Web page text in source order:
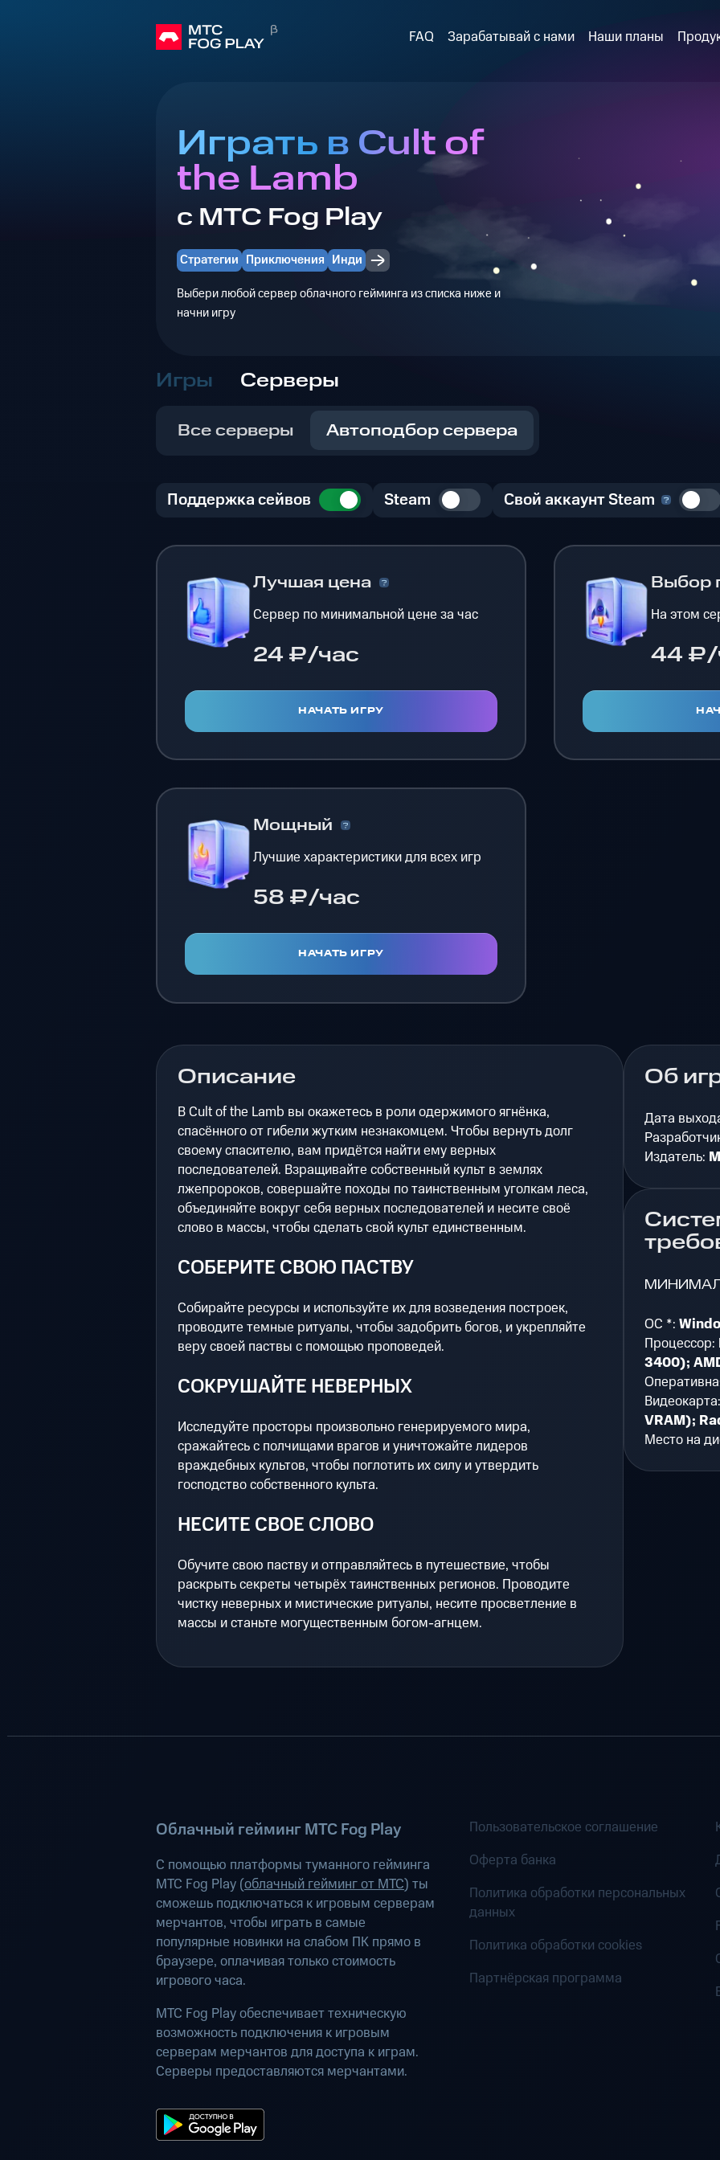
FAQ Зарабатывай с нами Наши планы
Играть в Cult of
the Lamb
с МТС Fog Play
Стратегии Приключения Инди
Выбери любой сервер облачного гейминга из списка ниже и
начни игру
Игры Серверы
Все серверы Автоподбор сервера
Поддержка сейвов Steam Свой аккаунт Steam
Лучшая цена
Сервер по минимальной цене за час
24 ₽/час
НАЧАТЬ ИГРУ
Выбор
На этом
44 ₽/
Мощный
Лучшие характеристики для всех игр
58 ₽/час
НАЧАТЬ ИГРУ
Описание
В Cult of the Lamb вы окажетесь в роли одержимого ягнёнка,
спасённого от гибели жутким незнакомцем. Чтобы вернуть долг
своему спасителю, вам придётся найти ему верных
последователей. Взращивайте собственный культ в землях
лжепророков, совершайте походы по таинственным уголкам леса,
объединяйте вокруг себя верных последователей и несите своё
слово в массы, чтобы сделать свой культ единственным.
СОБЕРИТЕ СВОЮ ПАСТВУ
Собирайте ресурсы и используйте их для возведения построек,
проводите темные ритуалы, чтобы задобрить богов, и укрепляйте
веру своей паствы с помощью проповедей.
СОКРУШАЙТЕ НЕВЕРНЫХ
Исследуйте просторы произвольно генерируемого мира,
сражайтесь с полчищами врагов и уничтожайте лидеров
враждебных культов, чтобы поглотить их силу и утвердить
господство собственного культа.
НЕСИТЕ СВОЕ СЛОВО
Обучите свою паству и отправляйтесь в путешествие, чтобы
раскрыть секреты четырёх таинственных регионов. Проводите
чистку неверных и мистические ритуалы, несите просветление в
массы и станьте могущественным богом-агнцем.
Об
Дата
Издатель:
ОС *:
Процессор:
3400);
VRAM);
Место на
Облачный гейминг МТС Fog Play
С помощью платформы туманного гейминга
МТС Fog Play (облачный гейминг от МТС) ты
сможешь подключаться к игровым серверам
мерчантов, чтобы играть в самые
популярные новинки на слабом ПК прямо в
браузере, оплачивая только стоимость
игрового часа.
МТС Fog Play обеспечивает техническую
возможность подключения к игровым
серверам мерчантов для доступа к играм.
Серверы предоставляются мерчантами.
Пользовательское соглашение
Оферта банка
Политика обработки персональных
данных
Политика обработки cookies
Партнёрская программа